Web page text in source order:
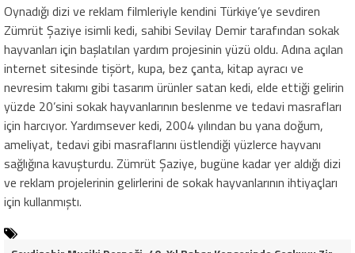
Oynadığı dizi ve reklam filmleriyle kendini Türkiye’ye sevdiren
Zümrüt Şaziye isimli kedi, sahibi Sevilay Demir tarafından sokak
hayvanları için başlatılan yardım projesinin yüzü oldu. Adına açılan
internet sitesinde tişört, kupa, bez çanta, kitap ayracı ve
nevresim takımı gibi tasarım ürünler satan kedi, elde ettiği gelirin
yüzde 20’sini sokak hayvanlarının beslenme ve tedavi masrafları
için harcıyor. Yardımsever kedi, 2004 yılından bu yana doğum,
ameliyat, tedavi gibi masraflarını üstlendiği yüzlerce hayvanı
sağlığına kavuşturdu. Zümrüt Şaziye, bugüne kadar yer aldığı dizi
ve reklam projelerinin gelirlerini de sokak hayvanlarının ihtiyaçları
için kullanmıştı.